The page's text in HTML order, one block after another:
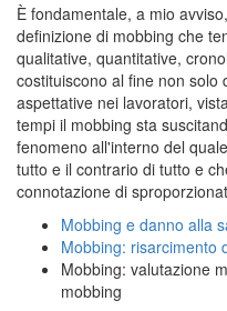
È fondamentale, a mio
definizione di mobbing che
qualitative, quantitative,
costituiscono al fine non
aspettative nei lavoratori,
tempi il mobbing sta
fenomeno all'interno del
tutto e il contrario di tutto e
connotazione di
Mobbing e danno alla
Mobbing: risarcimento
Mobbing: valutazione
mobbing